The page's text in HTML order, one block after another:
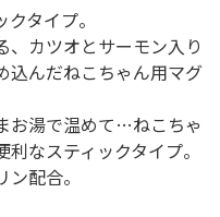
タイプ。
、カツオとサーモン入り
込んだねこちゃん用マグ
お湯で温めて…ねこちゃ
なスティックタイプ。
配合。